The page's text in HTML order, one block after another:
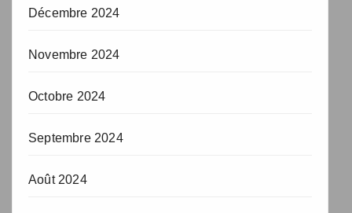
Décembre 2024
Novembre 2024
Octobre 2024
Septembre 2024
Août 2024